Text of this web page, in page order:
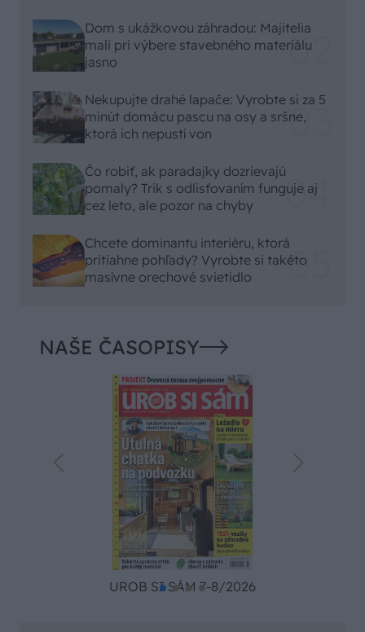
Dom s ukážkovou záhradou: Majitelia
mali pri výbere stavebného materiálu
jasno
Nekupujte drahé lapače: Vyrobte si za 5
minút domácu pascu na osy a sršne,
ktorá ich nepustí von
Čo robiť, ak paradajky dozrievajú
pomaly? Trik s odlisťovaním funguje aj
cez leto, ale pozor na chyby
Chcete dominantu interiéru, ktorá
pritiahne pohľady? Vyrobte si takéto
masívne orechové svietidlo
NAŠE ČASOPISY
UROB SI SÁM 7-8/2026